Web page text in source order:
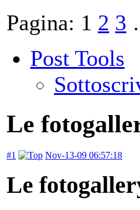
Pagina: 1 2 3
Post Tools
Le
#1 Nov-13-09 06:57:18
Le